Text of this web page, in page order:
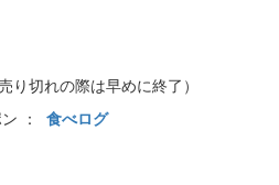
切れの際は早めに終了）
： 食べログ